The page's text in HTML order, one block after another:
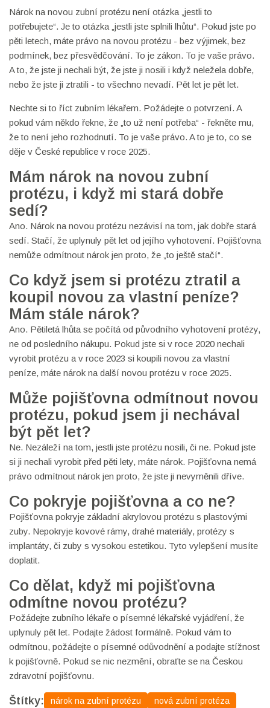
Nárok na novou zubní protézu není otázka „jestli to
potřebujete“. Je to otázka „jestli jste splnili lhůtu“. Pokud jste po
pěti letech, máte právo na novou protézu - bez výjimek, bez
podmínek, bez přesvědčování. To je zákon. To je vaše právo.
A to, že jste ji nechali být, že jste ji nosili i když neležela dobře,
nebo že jste ji ztratili - to všechno nevadí. Pět let je pět let.
Nechte si to říct zubním lékařem. Požádejte o potvrzení. A
pokud vám někdo řekne, že „to už není potřeba“ - řekněte mu,
že to není jeho rozhodnutí. To je vaše právo. A to je to, co se
děje v České republice v roce 2025.
Mám nárok na novou zubní
protézu, i když mi stará dobře
sedí?
Ano. Nárok na novou protézu nezávisí na tom, jak dobře stará
sedí. Stačí, že uplynuly pět let od jejího vyhotovení. Pojišťovna
nemůže odmítnout nárok jen proto, že „to ještě stačí“.
Co když jsem si protézu ztratil a
koupil novou za vlastní peníze?
Mám stále nárok?
Ano. Pětiletá lhůta se počítá od původního vyhotovení protézy,
ne od posledního nákupu. Pokud jste si v roce 2020 nechali
vyrobit protézu a v roce 2023 si koupili novou za vlastní
peníze, máte nárok na další novou protézu v roce 2025.
Může pojišťovna odmítnout novou
protézu, pokud jsem ji nechával
být pět let?
Ne. Nezáleží na tom, jestli jste protézu nosili, či ne. Pokud jste
si ji nechali vyrobit před pěti lety, máte nárok. Pojišťovna nemá
právo odmítnout nárok jen proto, že jste ji nevyměnili dříve.
Co pokryje pojišťovna a co ne?
Pojišťovna pokryje základní akrylovou protézu s plastovými
zuby. Nepokryje kovové rámy, drahé materiály, protézy s
implantáty, či zuby s vysokou estetikou. Tyto vylepšení musíte
doplatit.
Co dělat, když mi pojišťovna
odmítne novou protézu?
Požádejte zubního lékaře o písemné lékařské vyjádření, že
uplynuly pět let. Podajte žádost formálně. Pokud vám to
odmítnou, požádejte o písemné odůvodnění a podajte stížnost
k pojišťovně. Pokud se nic nezmění, obraťte se na Českou
zdravotní pojišťovnu.
Štítky: nárok na zubní protézu nová zubní protéza